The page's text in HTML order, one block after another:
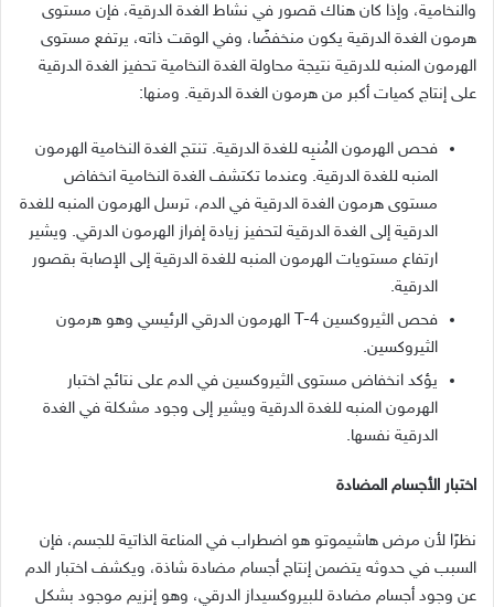
والنخامية، وإذا كان هناك قصور في نشاط الغدة الدرقية، فإن مستوى
هرمون الغدة الدرقية يكون منخفضًا، وفي الوقت ذاته، يرتفع مستوى
الهرمون المنبه للدرقية نتيجة محاولة الغدة النخامية تحفيز الغدة الدرقية
على إنتاج كميات أكبر من هرمون الغدة الدرقية. ومنها:
فحص الهرمون المُنبِه للغدة الدرقية. تنتج الغدة النخامية الهرمون
المنبه للغدة الدرقية. وعندما تكتشف الغدة النخامية انخفاض
مستوى هرمون الغدة الدرقية في الدم، ترسل الهرمون المنبه للغدة
الدرقية إلى الغدة الدرقية لتحفيز زيادة إفراز الهرمون الدرقي. ويشير
ارتفاع مستويات الهرمون المنبه للغدة الدرقية إلى الإصابة بقصور
الدرقية.
فحص الثيروكسين
الهرمون الدرقي الرئيسي وهو هرمون
الثيروكسين.
يؤكد انخفاض مستوى الثيروكسين في الدم على نتائج اختبار
الهرمون المنبه للغدة الدرقية ويشير إلى وجود مشكلة في الغدة
الدرقية نفسها.
اختبار الأجسام المضادة
نظرًا لأن مرض هاشيموتو هو اضطراب في المناعة الذاتية للجسم، فإن
السبب في حدوثه يتضمن إنتاج أجسام مضادة شاذة، ويكشف اختبار الدم
عن وجود أجسام مضادة للبيروكسيداز الدرقي، وهو إنزيم موجود بشكل